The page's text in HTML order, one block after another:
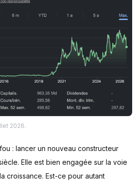
2026.
: lancer un nouveau constructeur
Elle est bien engagée sur la voie
croissance. Est-ce pour autant